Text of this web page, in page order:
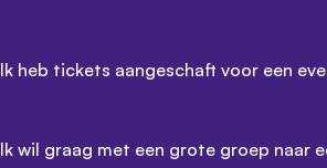
Ik heb tickets aangeschaft voor een
Ik wil graag met een grote groep naar